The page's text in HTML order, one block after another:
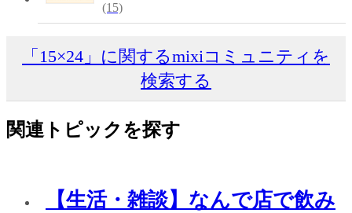
(15)
「15×24」に関するmixiコミュニティを
検索する
関連トピックを探す
【生活・雑談】なんで店で飲み